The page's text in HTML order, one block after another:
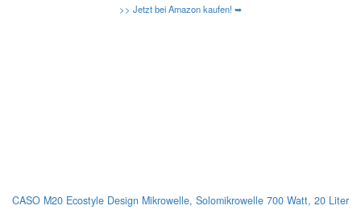
>> Jetzt bei Amazon kaufen! ➥
CASO M20 Ecostyle Design Mikrowelle, Solomikrowelle 700 Watt, 20 Liter